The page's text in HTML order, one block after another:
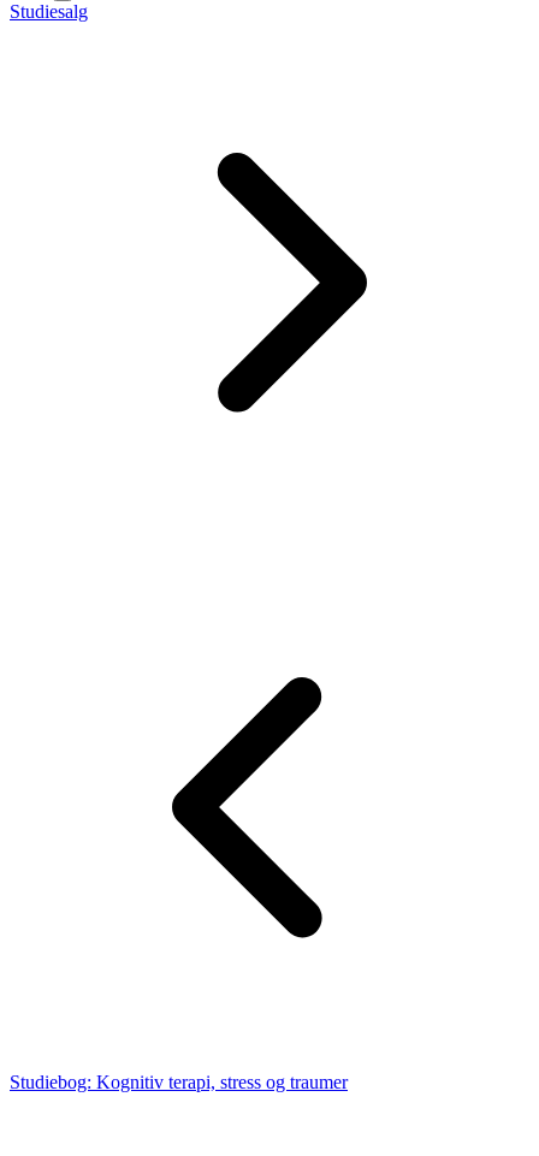
Studiesalg
Studiebog: Kognitiv terapi, stress og traumer